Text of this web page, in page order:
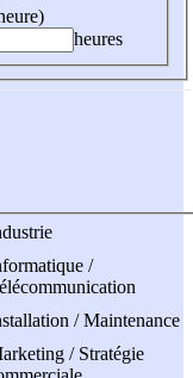
heures
/
/ Maintenance
/ Stratégie